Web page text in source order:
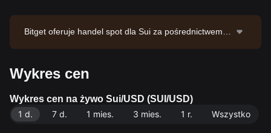
Bitget oferuje handel spot dla Sui za pośrednictwem p
poziomie $1,560,566.55. Sui ma kapitalizację rynkową
w wysokości $2,810,017,552.73 i podaż w obiegu na
poziomie 4.07B SUI. Źródło danych: giełda Bitget. Ost
atnia aktualizacja: 2026-08-10 19:28:13.
Wykres cen
Wykres cen na żywo Sui/USD (SUI/USD)
1 d.
7 d. 1 mies. 3 mies. 1 r. Wszystko